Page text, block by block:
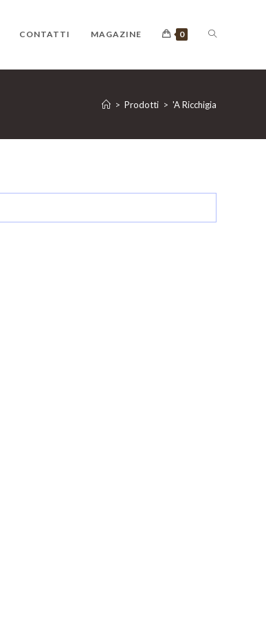
CONTATTI MAGAZINE 0 ATTIVA/
LA
> Prodotti > 'A Ricchigia